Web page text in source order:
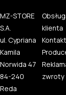
MZ-STORE
S.A.
ul. Cypriana
Kamila
Norwida 47
84-240
Reda
klienta
Kontakt
zwroty